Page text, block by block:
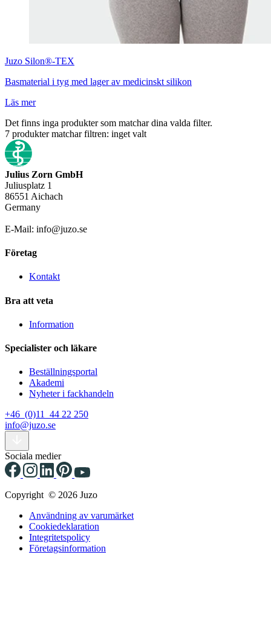
Juzo Silon®-TEX
Basmaterial i tyg med lager av medicinskt silikon
Läs mer
Det finns inga produkter som matchar dina valda filter.
7 produkter matchar filtren: inget valt
Julius Zorn GmbH
Juliusplatz 1
86551 Aichach
Germany
E-Mail: info@juzo.se
Företag
Kontakt
Bra att veta
Information
Specialister och läkare
Beställningsportal
Akademi
Nyheter i fackhandeln
+46 (0)11 44 22 250
info@juzo.se
Sociala medier
Copyright © 2026 Juzo
Användning av varumärket
Cookiedeklaration
Integritetspolicy
Företagsinformation